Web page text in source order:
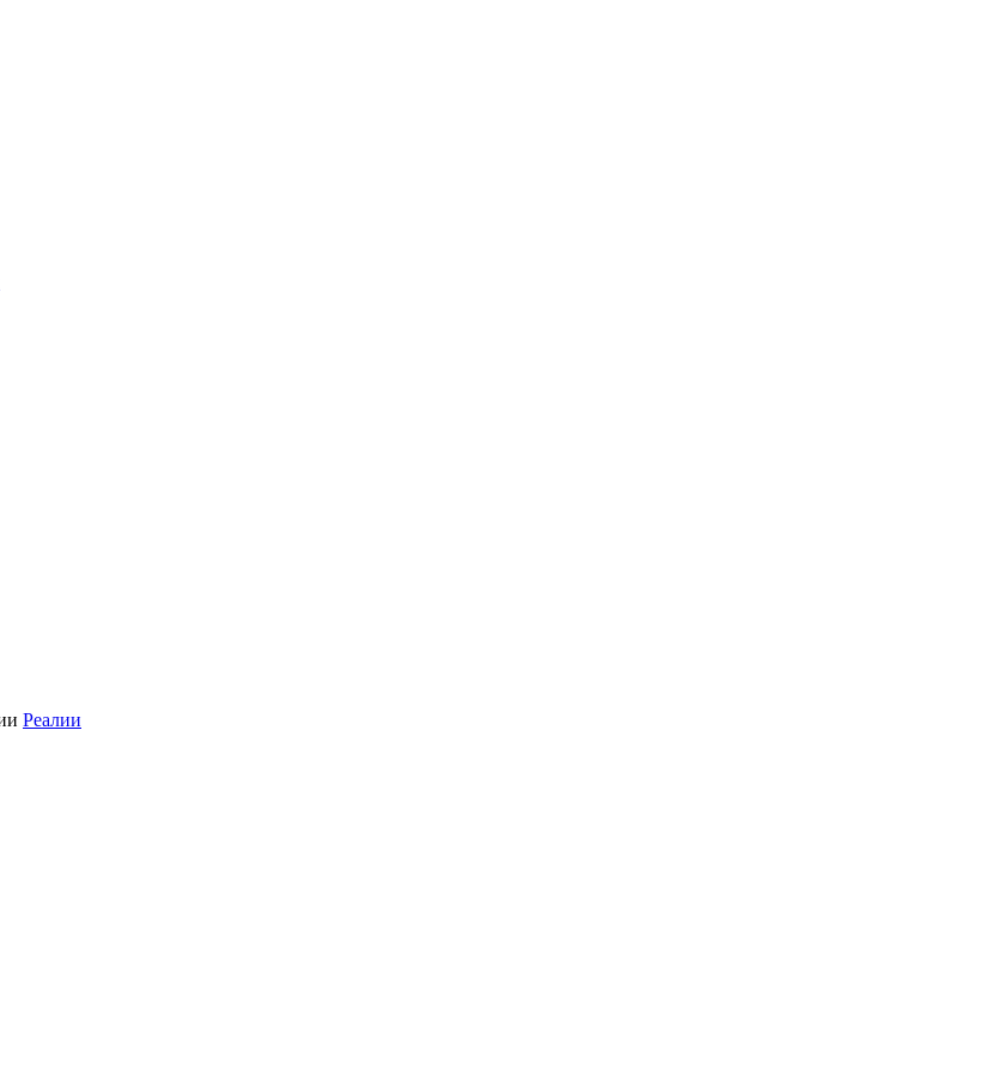
Реалии